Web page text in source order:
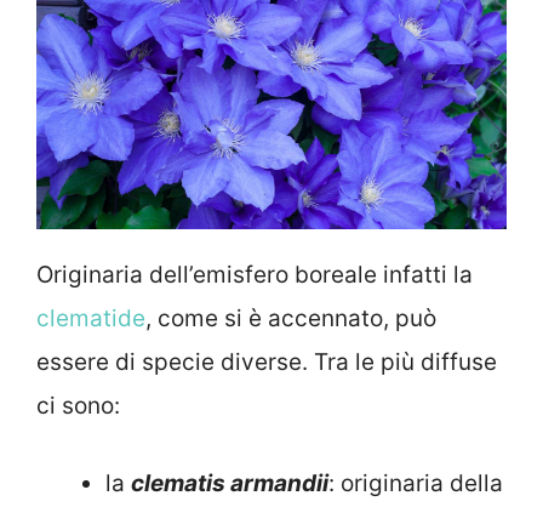
Originaria dell’emisfero boreale infatti la
clematide, come si è accennato, può
essere di specie diverse. Tra le più diffuse
ci sono:
la clematis armandii: originaria della